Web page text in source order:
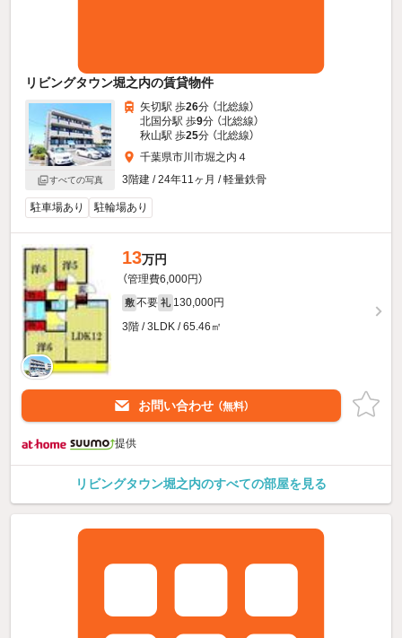
リビングタウン堀之内の賃貸物件
すべての写真
矢切駅 歩26分 （北総線）
北国分駅 歩9分 （北総線）
秋山駅 歩25分 （北総線）
千葉県市川市堀之内４
3階建 / 24年11ヶ月 / 軽量鉄骨
駐車場あり 駐輪場あり
13万円
（管理費6,000円）
敷 不要 礼 130,000円
3階 / 3LDK / 65.46㎡
お問い合わせ （無料）
提供
リビングタウン堀之内のすべての部屋を見る